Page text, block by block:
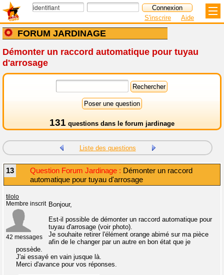
FORUM JARDINAGE
S'inscrire Aide
Démonter un raccord automatique pour tuyau
d'arrosage
131 questions dans le forum jardinage
Liste des questions
13 Question Forum Jardinage : Démonter un raccord
automatique pour tuyau d'arrosage
tilolo
Membre inscrit
42 messages
Bonjour,
Est-il possible de démonter un raccord automatique pour
tuyau d'arrosage (voir photo).
Je souhaite retirer l'élément orange abimé sur ma pièce
afin de le changer par un autre en bon état que je
possède.
J'ai essayé en vain jusque là.
Merci d'avance pour vos réponses.